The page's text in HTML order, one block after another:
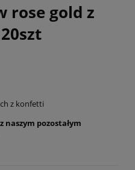
rose gold z
z konfetti
naszym pozostałym